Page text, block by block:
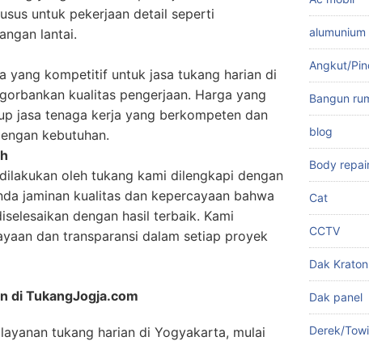
untuk pekerjaan detail seperti
lantai.
yang kompetitif untuk jasa tukang harian di
kualitas pengerjaan. Harga yang
jasa tenaga kerja yang berkompeten dan
kebutuhan.
oleh tukang kami dilengkapi dengan
jaminan kualitas dan kepercayaan bahwa
dengan hasil terbaik. Kami
dan transparansi dalam setiap proyek
di TukangJogja.com
tukang harian di Yogyakarta, mulai
alumunium
Angkut/
Bangun
blog
Body
Cat
CCTV
Dak Kraton
Dak panel
Derek/